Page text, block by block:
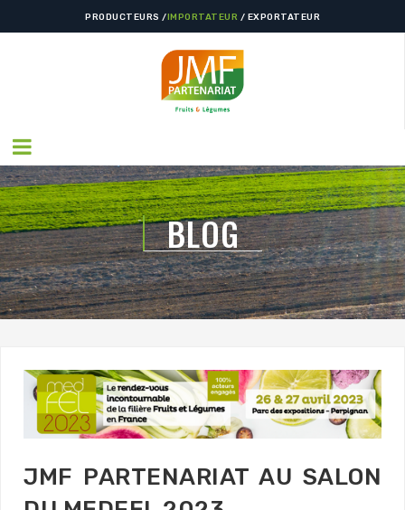
PRODUCTEURS /IMPORTATEUR / EXPORTATEUR
BLOG
JMF PARTENARIAT AU SALON